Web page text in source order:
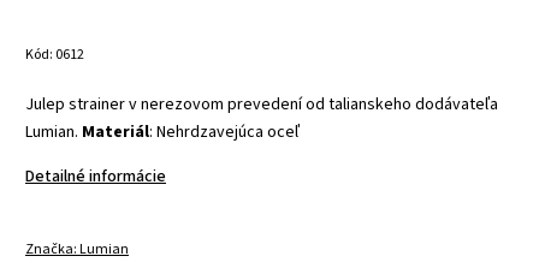
Kód: 0612
Julep strainer v nerezovom prevedení od talianskeho dodávateľa
Lumian. Materiál: Nehrdzavejúca oceľ
Detailné informácie
Značka:Lumian